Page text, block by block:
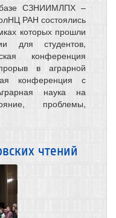
СЗНИИМЛПХ –
РАН состоялись
которых прошли
для студентов,
конференция
в аграрной
конференция с
наука на
проблемы,
чтений